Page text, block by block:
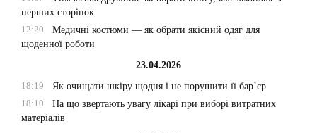
перших сторінок
12:20
Медичні костюми — як обрати якісний одяг для
щоденної роботи
23.04.2026
18:19
Як очищати шкіру щодня і не порушити її бар’єр
18:10
На що звертають увагу лікарі при виборі витратних
матеріалів